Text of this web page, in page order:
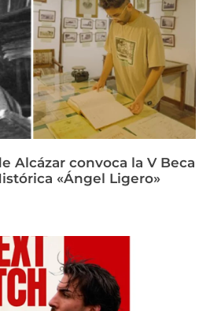
Alcázar convoca la V Beca
«Ángel Ligero»